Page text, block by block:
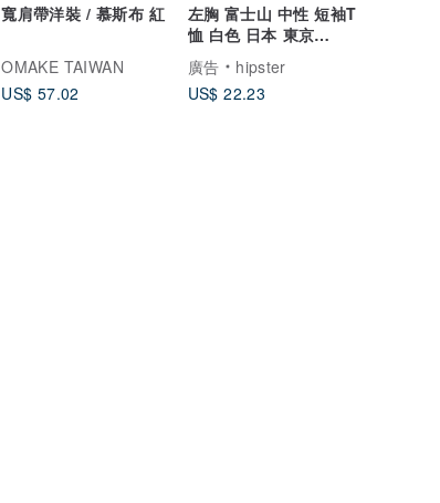
寬肩帶洋裝 / 慕斯布 紅
OMAKE TAIWAN
US$ 57.02
左胸 富士山 中性 短袖T
恤 白色 日本 東京
Tokyo 日文 文青 插畫
廣告
hipster
US$ 22.23